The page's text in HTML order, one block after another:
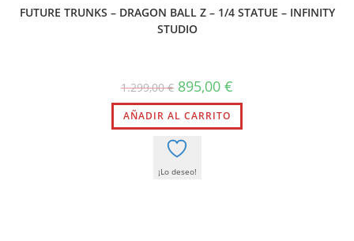
FUTURE TRUNKS – DRAGON BALL Z – 1/4 STATUE – INFINITY
STUDIO
1.299,00€ El
precio
original
era:
1.299,00 €.
895,00 €
actual
895,00 €.
AÑADIR AL CARRITO
¡Lo deseo!